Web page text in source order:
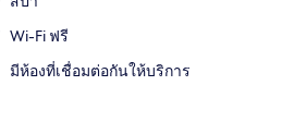
Wi-Fi ฟรี
มีห้องที่เชื่อมต่อกันให้บริการ